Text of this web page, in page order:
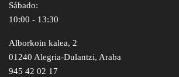
Sábado:
10:00 - 13:30
Alborkoin kalea, 2
01240 Alegria-Dulantzi, Araba
945 42 02 17